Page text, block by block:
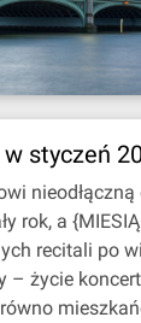
styczeń
nieodłączną
rok, a
recitali po
– życie